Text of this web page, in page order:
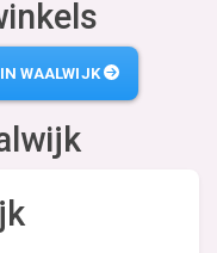
WAALWIJK